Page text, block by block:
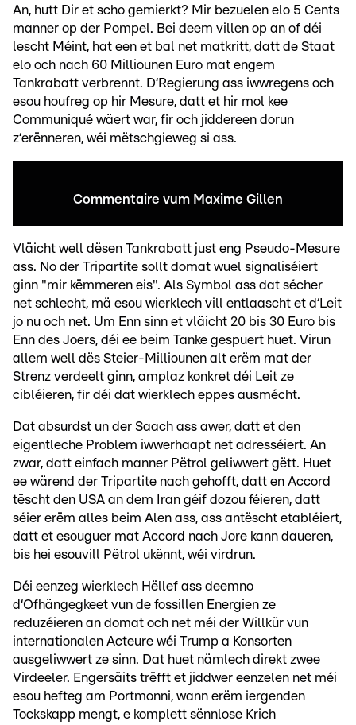
An, hutt Dir et scho gemierkt? Mir bezuelen elo 5 Cents
manner op der Pompel. Bei deem villen op an of déi
lescht Méint, hat een et bal net matkritt, datt de Staat
elo och nach 60 Milliounen Euro mat engem
Tankrabatt verbrennt. D‘Regierung ass iwwregens och
esou houfreg op hir Mesure, datt et hir mol kee
Communiqué wäert war, fir och jiddereen dorun
z‘erënneren, wéi mëtschgieweg si ass.
Commentaire vum Maxime Gillen
Vläicht well dësen Tankrabatt just eng Pseudo-Mesure
ass. No der Tripartite sollt domat wuel signaliséiert
ginn "mir këmmeren eis". Als Symbol ass dat sécher
net schlecht, mä esou wierklech vill entlaascht et d‘Leit
jo nu och net. Um Enn sinn et vläicht 20 bis 30 Euro bis
Enn des Joers, déi ee beim Tanke gespuert huet. Virun
allem well dës Steier-Milliounen alt erëm mat der
Strenz verdeelt ginn, amplaz konkret déi Leit ze
cibléieren, fir déi dat wierklech eppes ausmécht.
Dat absurdst un der Saach ass awer, datt et den
eigentleche Problem iwwerhaapt net adresséiert. An
zwar, datt einfach manner Pëtrol geliwwert gëtt. Huet
ee wärend der Tripartite nach gehofft, datt en Accord
tëscht den USA an dem Iran géif dozou féieren, datt
séier erëm alles beim Alen ass, ass antëscht etabléiert,
datt et esouguer mat Accord nach Jore kann daueren,
bis hei esouvill Pëtrol ukënnt, wéi virdrun.
Déi eenzeg wierklech Hëllef ass deemno
d‘Ofhängegkeet vun de fossillen Energien ze
reduzéieren an domat och net méi der Willkür vun
internationalen Acteure wéi Trump a Konsorten
ausgeliwwert ze sinn. Dat huet nämlech direkt zwee
Virdeeler. Engersäits trëfft et jiddwer eenzelen net méi
esou hefteg am Portmonni, wann erëm iergenden
Tockskapp mengt, e komplett sënnlose Krich